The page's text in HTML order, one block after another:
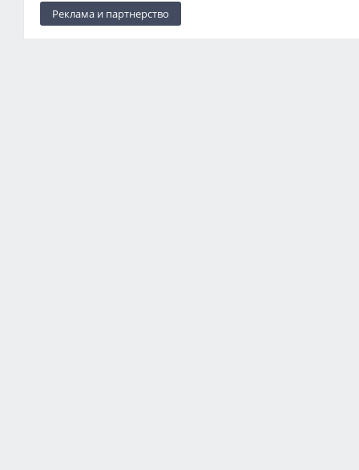
Реклама и партнерство